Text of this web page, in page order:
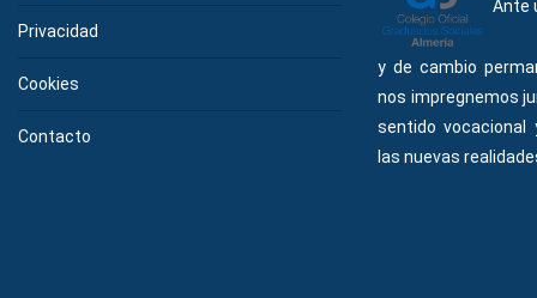
Privacidad
Cookies
Contacto
Ante
y de cambio
nos impregnemos
sentido
las nuevas